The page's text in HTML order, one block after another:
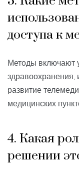
доступа к
Методы включают
развитие
медицинских
4. Какая
решении